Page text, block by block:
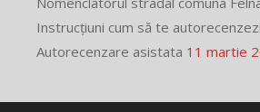
Instrucțiuni cum să te autorecenzezi
Autorecenzare asistata 11 martie